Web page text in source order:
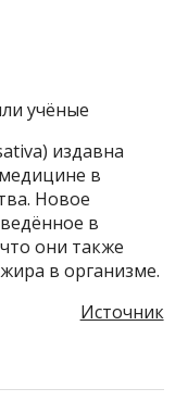
учёные
издавна
в
Новое
в
они также
в организме.
Источник